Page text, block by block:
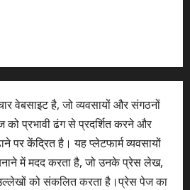
वेबसाइट है, जो व्यवसायों और संगठनों
प्रभावी ढंग से प्रदर्शित करने और
पर केंद्रित है। यह प्लेटफार्म व्यवसायों
में मदद करता है, जो उनके प्रेस लेख,
उल्लेखों को संकलित करता है।प्रेस पेज का